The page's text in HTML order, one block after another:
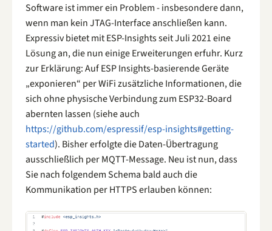
Software ist immer ein Problem - insbesondere dann,
wenn man kein JTAG-Interface anschließen kann.
Expressiv bietet mit ESP-Insights seit Juli 2021 eine
Lösung an, die nun einige Erweiterungen erfuhr. Kurz
zur Erklärung: Auf ESP Insights-basierende Geräte
„exponieren“ per WiFi zusätzliche Informationen, die
sich ohne physische Verbindung zum ESP32-Board
abernten lassen (siehe auch
https://github.com/espressif/esp-insights#getting-
started). Bisher erfolgte die Daten-Übertragung
ausschließlich per MQTT-Message. Neu ist nun, dass
Sie nach folgendem Schema bald auch die
Kommunikation per HTTPS erlauben können: